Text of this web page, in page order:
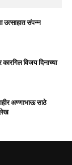
उत्साहात संपन्न
विजय दिनाच्या
अण्णाभाऊ साठे
लेख